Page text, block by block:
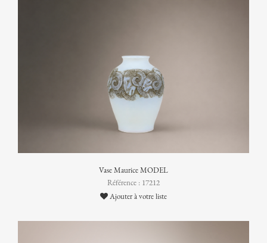
Vase Maurice MODEL
Référence : 17212
Ajouter à votre liste